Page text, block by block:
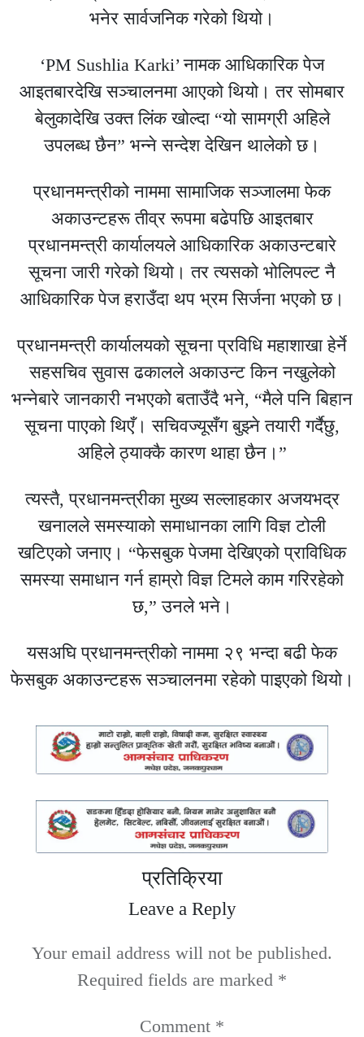
भनेर सार्वजनिक गरेको थियो।
‘PM Sushlia Karki’ नामक आधिकारिक पेज
आइतबारदेखि सञ्चालनमा आएको थियो। तर सोमबार
बेलुकादेखि उक्त लिंक खोल्दा “यो सामग्री अहिले
उपलब्ध छैन” भन्ने सन्देश देखिन थालेको छ।
प्रधानमन्त्रीको नाममा सामाजिक सञ्जालमा फेक
अकाउन्टहरू तीव्र रूपमा बढेपछि आइतबार
प्रधानमन्त्री कार्यालयले आधिकारिक अकाउन्टबारे
सूचना जारी गरेको थियो। तर त्यसको भोलिपल्ट नै
आधिकारिक पेज हराउँदा थप भ्रम सिर्जना भएको छ।
प्रधानमन्त्री कार्यालयको सूचना प्रविधि महाशाखा हेर्ने
सहसचिव सुवास ढकालले अकाउन्ट किन नखुलेको
भन्नेबारे जानकारी नभएको बताउँदै भने, “मैले पनि बिहान
सूचना पाएको थिएँ। सचिवज्यूसँग बुझ्ने तयारी गर्दैछु,
अहिले ठ्याक्कै कारण थाहा छैन।”
त्यस्तै, प्रधानमन्त्रीका मुख्य सल्लाहकार अजयभद्र
खनालले समस्याको समाधानका लागि विज्ञ टोली
खटिएको जनाए। “फेसबुक पेजमा देखिएको प्राविधिक
समस्या समाधान गर्न हाम्रो विज्ञ टिमले काम गरिरहेको
छ,” उनले भने।
यसअघि प्रधानमन्त्रीको नाममा २९ भन्दा बढी फेक
फेसबुक अकाउन्टहरू सञ्चालनमा रहेको पाइएको थियो।
प्रतिक्रिया
Leave a Reply
Your email address will not be published.
Required fields are marked *
Comment *